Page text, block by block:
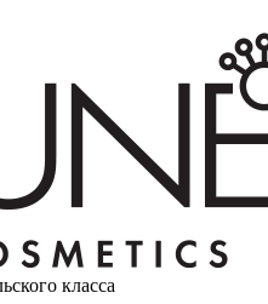
класса